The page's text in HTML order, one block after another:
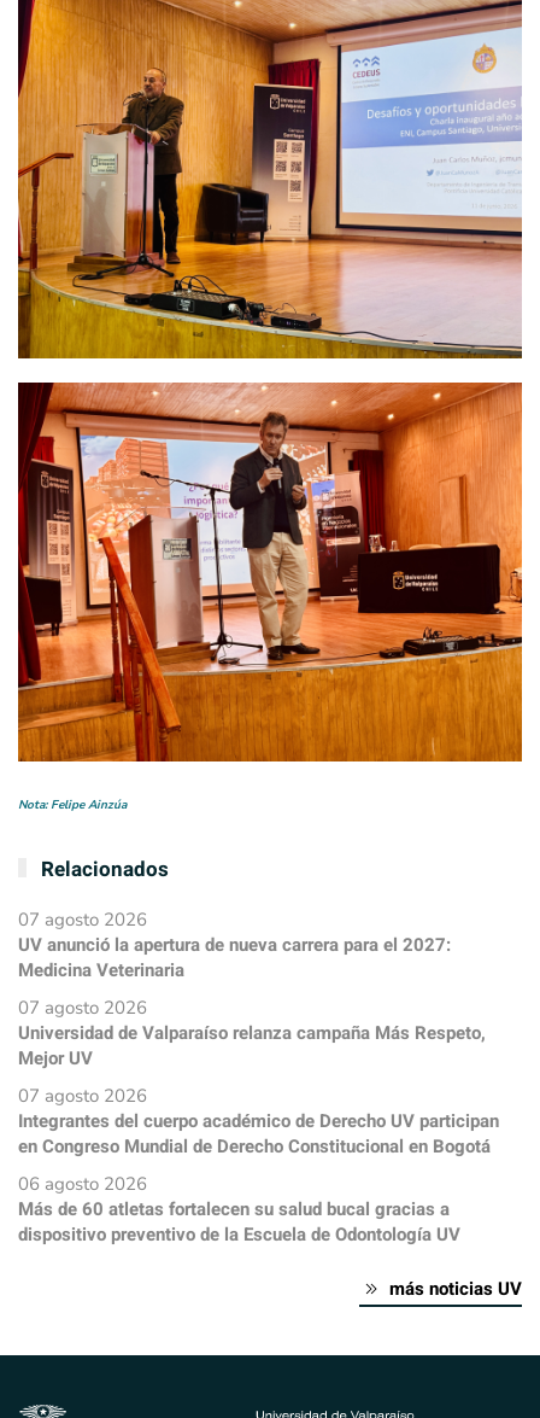
Nota: Felipe Ainzúa
Relacionados
07 agosto 2026
UV anunció la apertura de nueva carrera para el 2027:
Medicina Veterinaria
07 agosto 2026
Universidad de Valparaíso relanza campaña Más Respeto,
Mejor UV
07 agosto 2026
Integrantes del cuerpo académico de Derecho UV participan
en Congreso Mundial de Derecho Constitucional en Bogotá
06 agosto 2026
Más de 60 atletas fortalecen su salud bucal gracias a
dispositivo preventivo de la Escuela de Odontología UV
más noticias UV